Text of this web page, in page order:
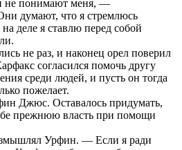
не понимают меня, —
думают, что я стремлюсь
деле я ставлю перед собой
не раз, и наконец орел поверил
согласился помочь другу
среди людей, и пусть он тогда
пожелает.
Джюс. Оставалось придумать,
прежнюю власть при помощи
Урфин. — Если я ради